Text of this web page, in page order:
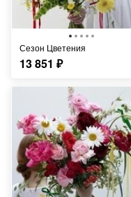
Сезон Цветения
13 851 ₽